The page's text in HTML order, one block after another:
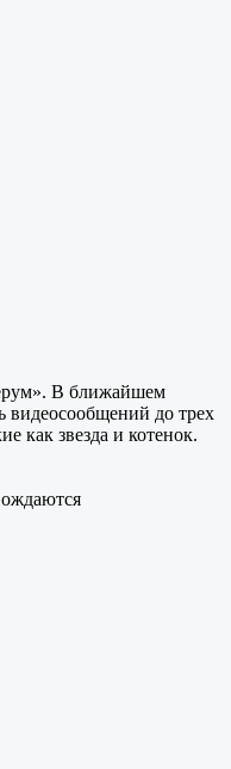
В ближайшем
видеосообщений до трех
как звезда и котенок.